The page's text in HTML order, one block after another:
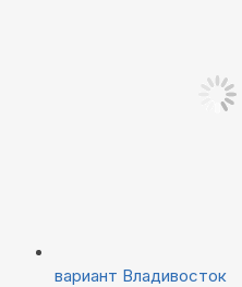
вариант Владивосток